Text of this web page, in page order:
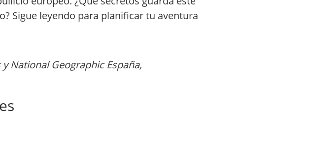
Sigue leyendo para planificar tu aventura
National Geographic España,